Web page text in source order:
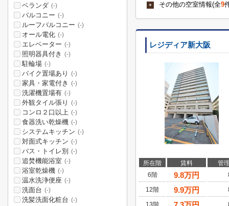
+ その他の空室情報(全9
レジディア新大阪
所在階 賃料
管
6階
9.8万円
12階 9.9万円
13階
ベランダ (-)
バルコニー (-)
ルーフバルコニー (-)
オール電化 (-)
エレベーター (-)
照明器具付き (-)
駐輪場 (-)
バイク置場あり (-)
家具・家電付き (-)
洗濯機置場有 (-)
外観タイル張り (-)
コンロ２口以上 (-)
食器洗い乾燥機 (-)
システムキッチン (-)
対面式キッチン (-)
バス・トイレ別 (-)
追焚機能浴室 (-)
浴室乾燥機 (-)
温水洗浄便座 (-)
洗面台 (-)
洗髪洗面化粧台 (-)